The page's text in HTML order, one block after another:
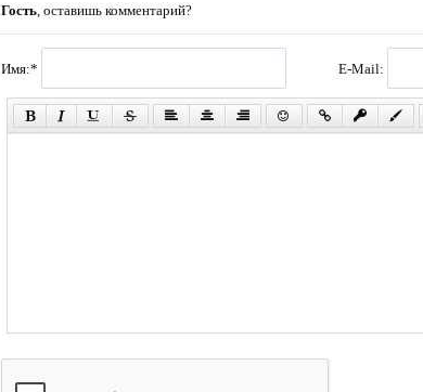
Гость, оставишь комментарий?
Имя:* E-Mail: